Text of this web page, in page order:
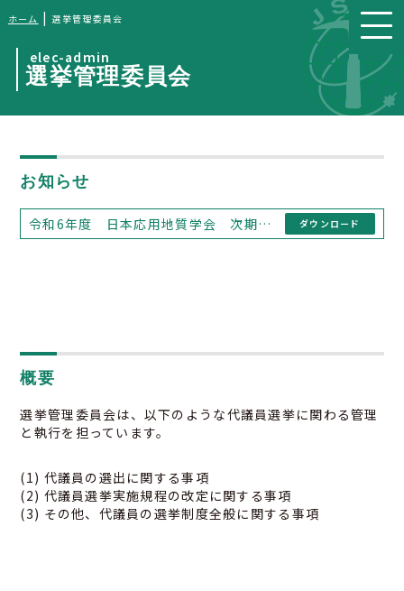
ホーム |選挙管理委員会
elec-admin
選挙管理委員会
お知らせ
令和6年度 日本応用地質学会 次期代議員候補者の公募結果について（告示） （2024/12/16） ダウンロード
概要
選挙管理委員会は、以下のような代議員選挙に関わる管理
と執行を担っています。
(1) 代議員の選出に関する事項
(2) 代議員選挙実施規程の改定に関する事項
(3) その他、代議員の選挙制度全般に関する事項